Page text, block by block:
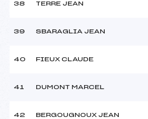
38 TERRE JEAN
39 SBARAGLIA JEAN
40 FIEUX CLAUDE
41 DUMONT MARCEL
42 BERGOUGNOUX JEAN